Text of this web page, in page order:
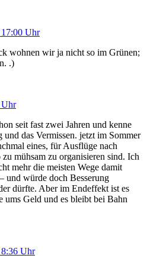
Uhr
wohnen wir ja nicht so im Grünen;
.)
Uhr
seit fast zwei Jahren und kenne
und das Vermissen. jetzt im Sommer
eines, für Ausflüge nach
mühsam zu organisieren sind. Ich
mehr die meisten Wege damit
und würde doch Besserung
dürfte. Aber im Endeffekt ist es
ums Geld und es bleibt bei Bahn
Uhr